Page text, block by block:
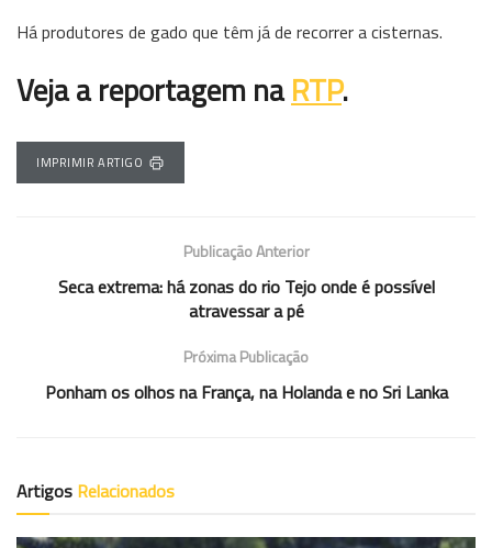
Há produtores de gado que têm já de recorrer a cisternas.
Veja a reportagem naRTP.
IMPRIMIR ARTIGO
Publicação Anterior
Seca extrema: há zonas do rio Tejo onde é possível
atravessar a pé
Próxima Publicação
Ponham os olhos na França, na Holanda e no Sri Lanka
Artigos Relacionados